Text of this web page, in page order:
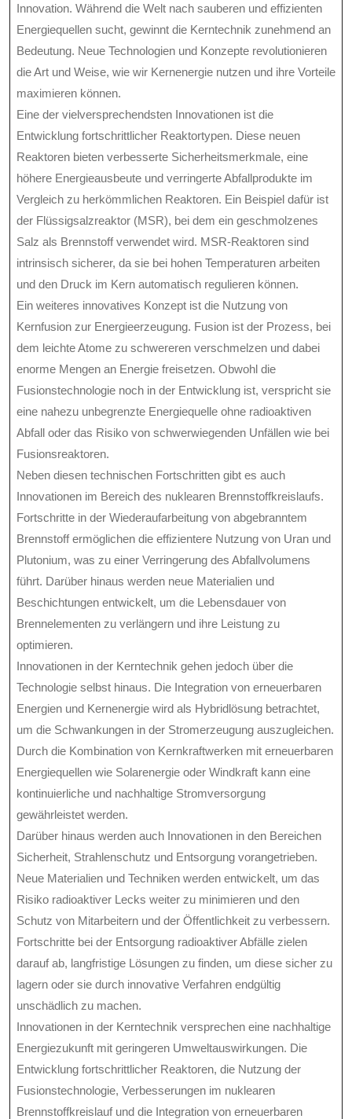
Innovation. Während die Welt nach sauberen und effizienten
Energiequellen sucht, gewinnt die Kerntechnik zunehmend an
Bedeutung. Neue Technologien und Konzepte revolutionieren
die Art und Weise, wie wir Kernenergie nutzen und ihre Vorteile
maximieren können.
Eine der vielversprechendsten Innovationen ist die
Entwicklung fortschrittlicher Reaktortypen. Diese neuen
Reaktoren bieten verbesserte Sicherheitsmerkmale, eine
höhere Energieausbeute und verringerte Abfallprodukte im
Vergleich zu herkömmlichen Reaktoren. Ein Beispiel dafür ist
der Flüssigsalzreaktor (MSR), bei dem ein geschmolzenes
Salz als Brennstoff verwendet wird. MSR-Reaktoren sind
intrinsisch sicherer, da sie bei hohen Temperaturen arbeiten
und den Druck im Kern automatisch regulieren können.
Ein weiteres innovatives Konzept ist die Nutzung von
Kernfusion zur Energieerzeugung. Fusion ist der Prozess, bei
dem leichte Atome zu schwereren verschmelzen und dabei
enorme Mengen an Energie freisetzen. Obwohl die
Fusionstechnologie noch in der Entwicklung ist, verspricht sie
eine nahezu unbegrenzte Energiequelle ohne radioaktiven
Abfall oder das Risiko von schwerwiegenden Unfällen wie bei
Fusionsreaktoren.
Neben diesen technischen Fortschritten gibt es auch
Innovationen im Bereich des nuklearen Brennstoffkreislaufs.
Fortschritte in der Wiederaufarbeitung von abgebranntem
Brennstoff ermöglichen die effizientere Nutzung von Uran und
Plutonium, was zu einer Verringerung des Abfallvolumens
führt. Darüber hinaus werden neue Materialien und
Beschichtungen entwickelt, um die Lebensdauer von
Brennelementen zu verlängern und ihre Leistung zu
optimieren.
Innovationen in der Kerntechnik gehen jedoch über die
Technologie selbst hinaus. Die Integration von erneuerbaren
Energien und Kernenergie wird als Hybridlösung betrachtet,
um die Schwankungen in der Stromerzeugung auszugleichen.
Durch die Kombination von Kernkraftwerken mit erneuerbaren
Energiequellen wie Solarenergie oder Windkraft kann eine
kontinuierliche und nachhaltige Stromversorgung
gewährleistet werden.
Darüber hinaus werden auch Innovationen in den Bereichen
Sicherheit, Strahlenschutz und Entsorgung vorangetrieben.
Neue Materialien und Techniken werden entwickelt, um das
Risiko radioaktiver Lecks weiter zu minimieren und den
Schutz von Mitarbeitern und der Öffentlichkeit zu verbessern.
Fortschritte bei der Entsorgung radioaktiver Abfälle zielen
darauf ab, langfristige Lösungen zu finden, um diese sicher zu
lagern oder sie durch innovative Verfahren endgültig
unschädlich zu machen.
Innovationen in der Kerntechnik versprechen eine nachhaltige
Energiezukunft mit geringeren Umweltauswirkungen. Die
Entwicklung fortschrittlicher Reaktoren, die Nutzung der
Fusionstechnologie, Verbesserungen im nuklearen
Brennstoffkreislauf und die Integration von erneuerbaren